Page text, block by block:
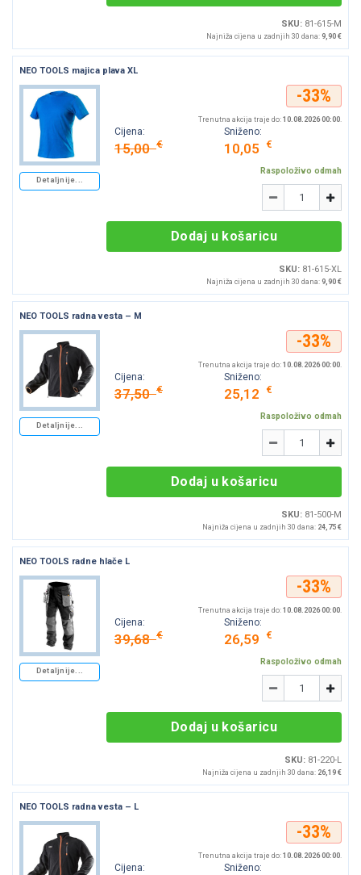
SKU: 81-615-M
Najniža cijena u zadnjih 30 dana: 9,90 €
Detaljnije...
NEO TOOLS majica plava XL
-33%
Trenutna akcija traje do: 10.08.2026 00:00.
Cijena:
15,00€
Sniženo:
10,05 €
Raspoloživo odmah
- +
Dodaj u košaricu
SKU: 81-615-XL
Najniža cijena u zadnjih 30 dana: 9,90 €
Detaljnije...
NEO TOOLS radna vesta – M
-33%
Trenutna akcija traje do: 10.08.2026 00:00.
Cijena:
37,50€
Sniženo:
25,12 €
Raspoloživo odmah
- +
Dodaj u košaricu
SKU: 81-500-M
Najniža cijena u zadnjih 30 dana: 24,75 €
Detaljnije...
NEO TOOLS radne hlače L
-33%
Trenutna akcija traje do: 10.08.2026 00:00.
Cijena:
39,68€
Sniženo:
26,59 €
Raspoloživo odmah
- +
Dodaj u košaricu
SKU: 81-220-L
Najniža cijena u zadnjih 30 dana: 26,19 €
NEO TOOLS radna vesta – L
-33%
Trenutna akcija traje do: 10.08.2026 00:00.
Cijena: Sniženo: